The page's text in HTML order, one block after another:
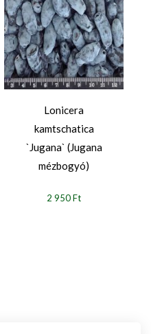
Lonicera
kamtschatica
`Jugana` (Jugana
mézbogyó)
2 950 Ft